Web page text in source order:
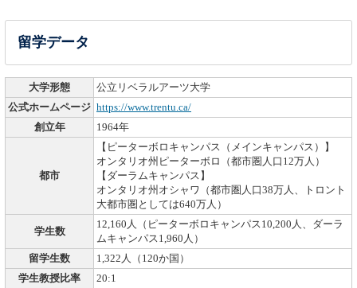
留学データ
大学形態
公立リベラルアーツ大学
公式ホームページ https://www.trentu.ca/
創立年
1964年
都市
【ピーターボロキャンパス（メインキャンパス）】
オンタリオ州ピーターボロ（都市圏人口12万人）
【ダーラムキャンパス】
オンタリオ州オシャワ（都市圏人口38万人、トロント
大都市圏としては640万人）
学生数
12,160人（ピーターボロキャンパス10,200人、ダーラ
ムキャンパス1,960人）
留学生数
1,322人（120か国）
学生教授比率
20:1